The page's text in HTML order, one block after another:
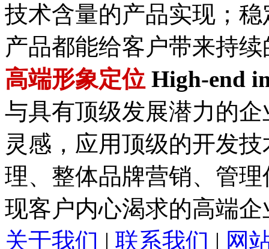
技术含量的产品实现；
产品都能给客户带来持
高端形象定位 High-end
与具有顶级发展潜力的
灵感，应用顶级的开发
理、整体品牌营销、管
现客户内心渴求的高端
关于我们 | 联系我们 | 网